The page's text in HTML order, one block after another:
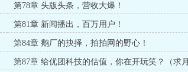
第78章 头版头条，营收大爆！
第81章 新闻播出，百万用户！
第84章 鹅厂的抉择，拍拍网的野心！
第87章 给优团科技的估值，你在开玩笑？（求月